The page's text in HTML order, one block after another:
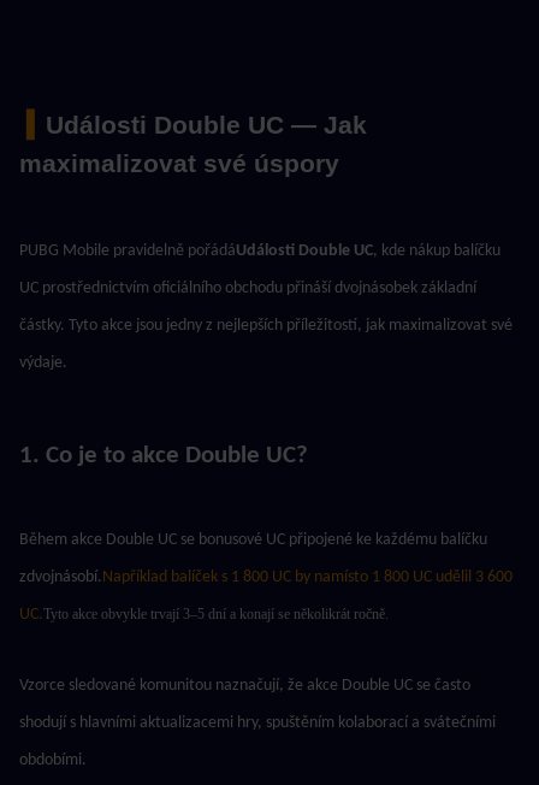
Události Double UC — Jak
maximalizovat své úspory
PUBG Mobile pravidelně pořádáUdálosti Double UC, kde nákup balíčku
UC prostřednictvím oficiálního obchodu přináší dvojnásobek základní
částky. Tyto akce jsou jedny z nejlepších příležitostí, jak maximalizovat své
výdaje.
1. Co je to akce Double UC?
Během akce Double UC se bonusové UC připojené ke každému balíčku
zdvojnásobí. Například balíček s 1 800 UC by namísto 1 800 UC udělil 3 600
UC.Tyto akce obvykle trvají 3–5 dní a konají se několikrát ročně.
Vzorce sledované komunitou naznačují, že akce Double UC se často
shodují s hlavními aktualizacemi hry, spuštěním kolaborací a svátečními
obdobími.